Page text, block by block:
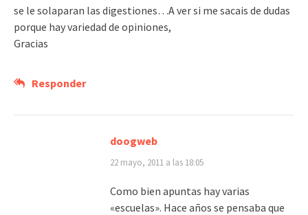
se le solaparan las digestiones…A ver si me sacais de dudas
porque hay variedad de opiniones,
Gracias
Responder
doogweb
22 mayo, 2011 a las 18:05
Como bien apuntas hay varias
«escuelas». Hace años se pensaba que